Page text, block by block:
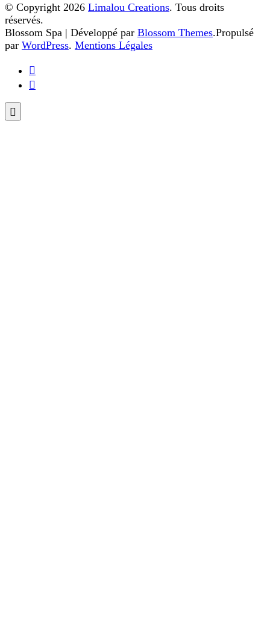
© Copyright 2026 Limalou Creations. Tous droits
réservés.
Blossom Spa | Développé par Blossom Themes.Propulsé
par WordPress. Mentions Légales